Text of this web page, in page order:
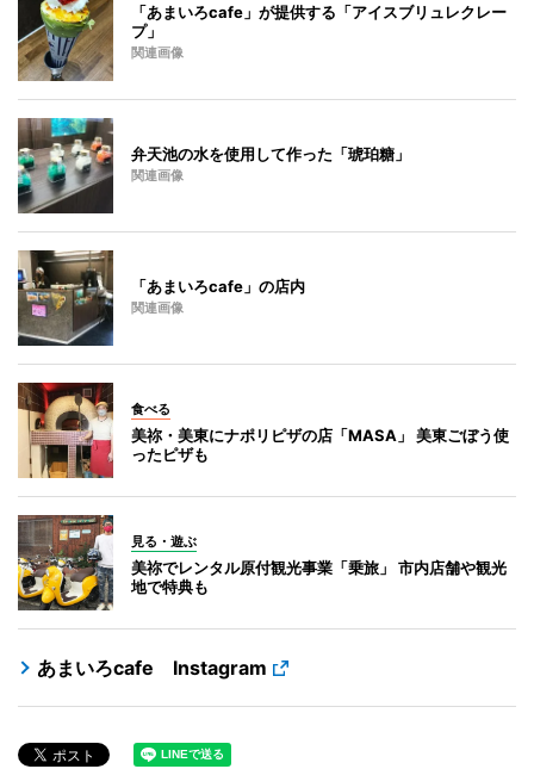
「あまいろcafe」が提供する「アイスブリュレクレー
プ」
関連画像
弁天池の水を使用して作った「琥珀糖」
関連画像
「あまいろcafe」の店内
関連画像
食べる
美祢・美東にナポリピザの店「MASA」 美東ごぼう使
ったピザも
見る・遊ぶ
美祢でレンタル原付観光事業「乗旅」 市内店舗や観光
地で特典も
あまいろcafe Instagram